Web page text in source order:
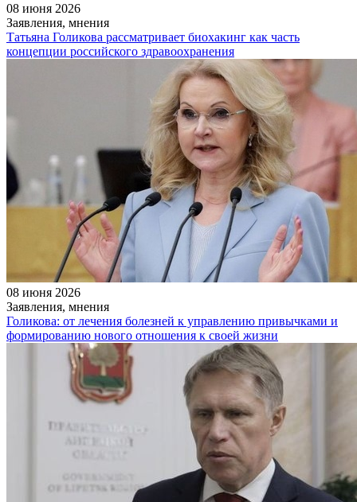
08 июня 2026
Заявления, мнения
Татьяна Голикова рассматривает биохакинг как часть
концепции российского здравоохранения
08 июня 2026
Заявления, мнения
Голикова: от лечения болезней к управлению привычками и
формированию нового отношения к своей жизни